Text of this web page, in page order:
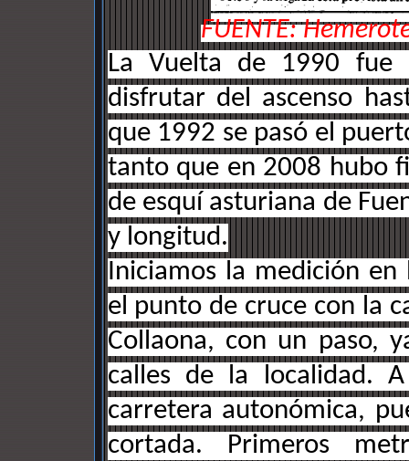
FUENTE:
La Vuelta de 1990
disfrutar del ascenso
que 1992 se pasó el
tanto que en 2008 hubo
de esquí asturiana de
y longitud.
Iniciamos la medición
el punto de cruce con la
Collaona, con un paso,
calles de la localidad.
carretera autonómica,
cortada. Primeros